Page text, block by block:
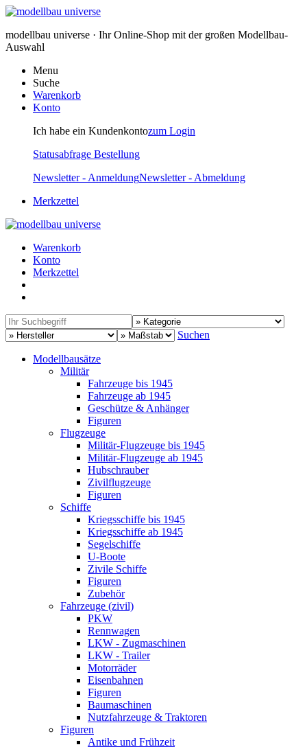
modellbau universe · Ihr Online-Shop mit der großen Modellbau-
Auswahl
Menu
Suche
Warenkorb
Konto
Ich habe ein Kundenkontozum Login
Statusabfrage Bestellung
Newsletter - AnmeldungNewsletter - Abmeldung
Merkzettel
Warenkorb
Konto
Merkzettel
Suchen
Modellbausätze
Militär
Fahrzeuge bis 1945
Fahrzeuge ab 1945
Geschütze & Anhänger
Figuren
Flugzeuge
Militär-Flugzeuge bis 1945
Militär-Flugzeuge ab 1945
Hubschrauber
Zivilflugzeuge
Figuren
Schiffe
Kriegsschiffe bis 1945
Kriegsschiffe ab 1945
Segelschiffe
U-Boote
Zivile Schiffe
Figuren
Zubehör
Fahrzeuge (zivil)
PKW
Rennwagen
LKW - Zugmaschinen
LKW - Trailer
Motorräder
Eisenbahnen
Figuren
Baumaschinen
Nutzfahrzeuge & Traktoren
Figuren
Antike und Frühzeit